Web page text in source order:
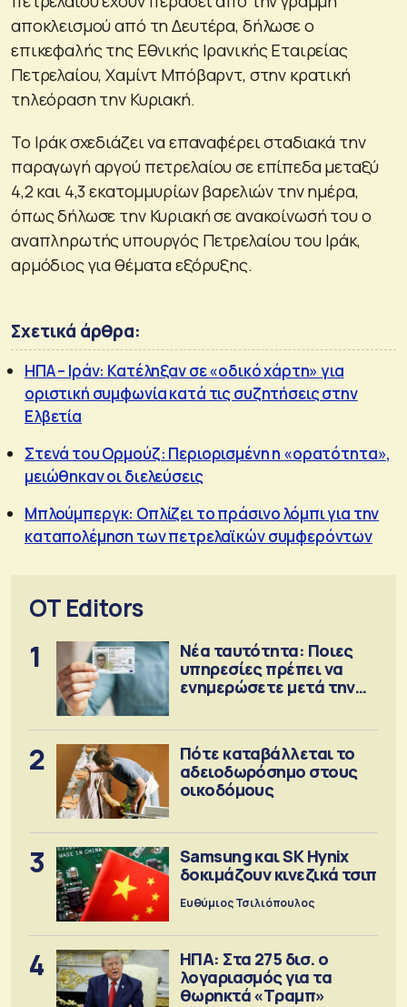
αποκλεισμού από τη Δευτέρα, δήλωσε ο
επικεφαλής της Εθνικής Ιρανικής Εταιρείας
Πετρελαίου, Χαμίντ Μπόβαρντ, στην κρατική
τηλεόραση την Κυριακή.
Το Ιράκ σχεδιάζει να επαναφέρει σταδιακά την
παραγωγή αργού πετρελαίου σε επίπεδα μεταξύ
4,2 και 4,3 εκατομμυρίων βαρελιών την ημέρα,
όπως δήλωσε την Κυριακή σε ανακοίνωσή του ο
αναπληρωτής υπουργός Πετρελαίου του Ιράκ,
αρμόδιος για θέματα εξόρυξης.
Σχετικά άρθρα:
ΗΠΑ – Ιράν: Κατέληξαν σε «οδικό χάρτη» για
οριστική συμφωνία κατά τις συζητήσεις στην
Ελβετία
Στενά του Ορμούζ: Περιορισμένη η «ορατότητα»,
μειώθηκαν οι διελεύσεις
Mπλούμπεργκ: Οπλίζει το πράσινο λόμπι για την
καταπολέμηση των πετρελαϊκών συμφερόντων
OT Editors
1
Νέα ταυτότητα: Ποιες
υπηρεσίες πρέπει να
ενημερώσετε μετά την
2
Πότε καταβάλλεται το
αδειοδωρόσημο στους
οικοδόμους
3
Samsung και SK Hynix
δοκιμάζουν κινεζικά τσιπ
Ευθύμιος Τσιλιόπουλος
4
ΗΠΑ: Στα 275 δισ. ο
λογαριασμός για τα
θωρηκτά «Τραμπ»